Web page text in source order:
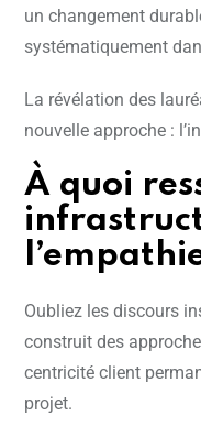
un changement
systématiquement
La révélation des
nouvelle approche :
À quoi
Oubliez les discours
construit des
centricité client
projet.